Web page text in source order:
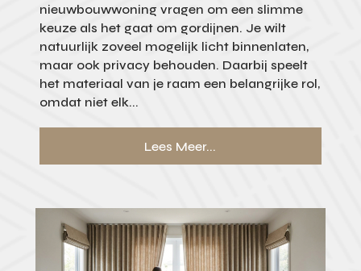
nieuwbouwwoning vragen om een slimme
keuze als het gaat om gordijnen. Je wilt
natuurlijk zoveel mogelijk licht binnenlaten,
maar ook privacy behouden. Daarbij speelt
het materiaal van je raam een belangrijke rol,
omdat niet elk...
Lees Meer...